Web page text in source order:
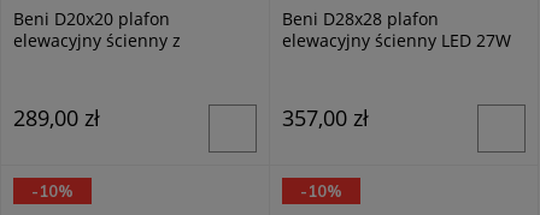
Beni D20x20 plafon
elewacyjny ścienny z
289,00 zł
Beni D28x28 plafon
elewacyjny ścienny LED 27W
357,00 zł
Trio-10%
Trio-10%